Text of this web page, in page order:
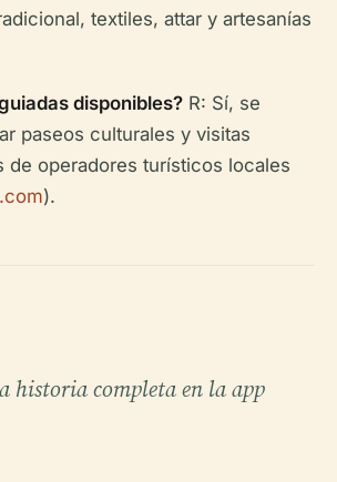
textiles, attar y artesanías
disponibles? R: Sí, se
paseos culturales y visitas
de operadores turísticos locales
).
historia completa en la app